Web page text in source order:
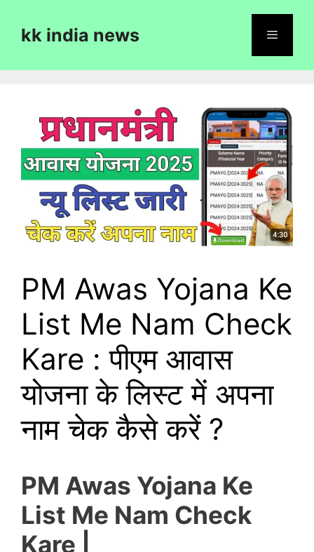
contentkk india news
PM Awas Yojana Ke
List Me Nam Check
Kare : पीएम आवास
योजना के लिस्ट में अपना
नाम चेक कैसे करें ?
PM Awas Yojana Ke
List Me Nam Check
Kare |